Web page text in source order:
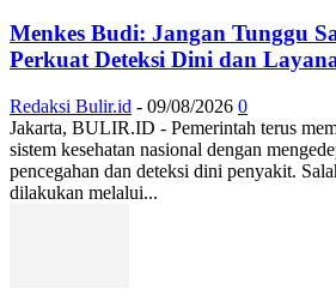
Menkes Budi: Jangan Tunggu
Perkuat Deteksi Dini dan
Redaksi Bulir.id - 09/08/2026 0
Jakarta, BULIR.ID - Pemerintah terus
sistem kesehatan nasional dengan
pencegahan dan deteksi dini penyakit.
dilakukan melalui...